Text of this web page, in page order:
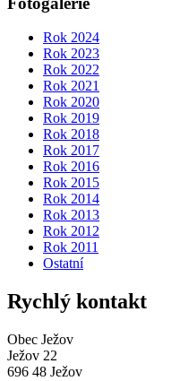
Rok 2024
Rok 2023
Rok 2022
Rok 2021
Rok 2020
Rok 2019
Rok 2018
Rok 2017
Rok 2016
Rok 2015
Rok 2014
Rok 2013
Rok 2012
Rok 2011
Ostatní
Rychlý kontakt
Obec Ježov
Ježov 22
696 48 Ježov